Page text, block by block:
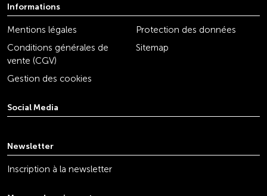
Informations
Mentions légales
Protection des données
Conditions générales de
vente (CGV)
Sitemap
Gestion des cookies
Social Media
Newsletter
Inscription à la newsletter